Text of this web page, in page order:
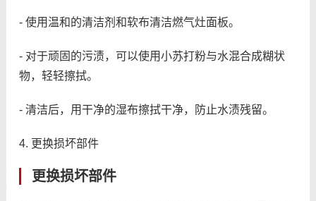
- 使用温和的清洁剂和软布清洁燃气灶面板。
- 对于顽固的污渍，可以使用小苏打粉与水混合成糊状
物，轻轻擦拭。
- 清洁后，用干净的湿布擦拭干净，防止水渍残留。
4. 更换损坏部件
更换损坏部件